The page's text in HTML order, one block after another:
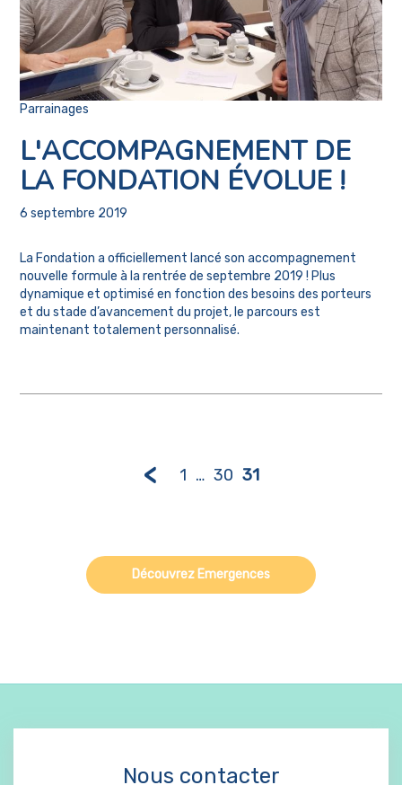
Parrainages
L'ACCOMPAGNEMENT DE
LA FONDATION ÉVOLUE !
6 septembre 2019
La Fondation a officiellement lancé son accompagnement
nouvelle formule à la rentrée de septembre 2019 ! Plus
dynamique et optimisé en fonction des besoins des porteurs
et du stade d’avancement du projet, le parcours est
maintenant totalement personnalisé.
< 1 … 30 31
Découvrez Emergences
Nous contacter